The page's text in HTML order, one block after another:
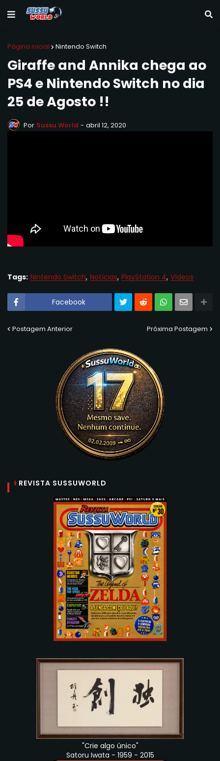
Página inicial Nintendo Switch
Giraffe and Annika chega ao
PS4 e Nintendo Switch no dia
25 de Agosto !!
Por Sussu World - abril 12, 2020
Tags: Nintendo Switch Notícias PlayStation 4 Vídeos
Facebook
Postagem Anterior Próxima Postagem
REVISTA SUSSUWORLD
"Crie algo único"
Satoru Iwata - 1959 - 2015